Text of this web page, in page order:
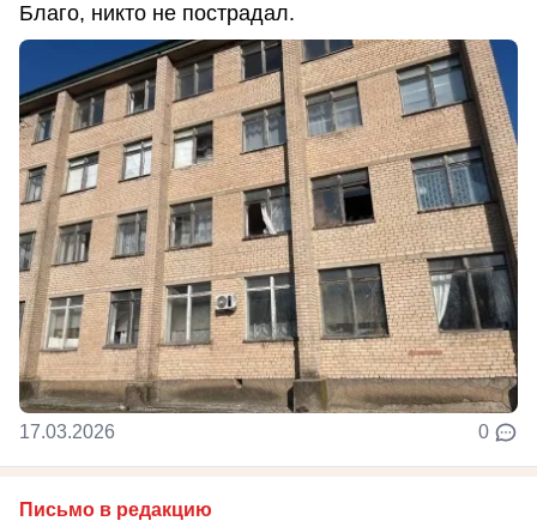
Благо, никто не пострадал.
17.03.2026 0
Письмо в редакцию